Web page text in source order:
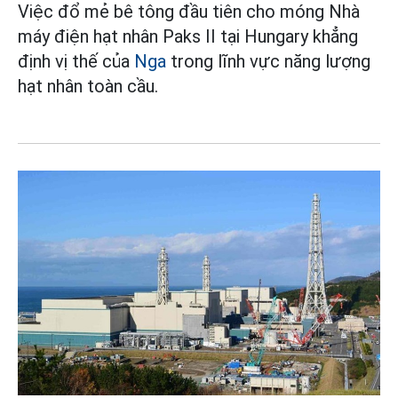
Việc đổ mẻ bê tông đầu tiên cho móng Nhà
máy điện hạt nhân Paks II tại Hungary khẳng
định vị thế của Nga trong lĩnh vực năng lượng
hạt nhân toàn cầu.